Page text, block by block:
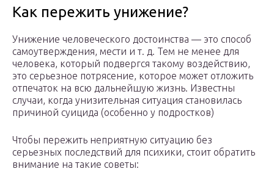
Как пережить унижение?
Унижение человеческого достоинства — это способ
самоутверждения, мести и т. д. Тем не менее для
человека, который подвергся такому воздействию,
это серьезное потрясение, которое может отложить
отпечаток на всю дальнейшую жизнь. Известны
случаи, когда унизительная ситуация становилась
причиной суицида (особенно у подростков)
Чтобы пережить неприятную ситуацию без
серьезных последствий для психики, стоит обратить
внимание на такие советы: